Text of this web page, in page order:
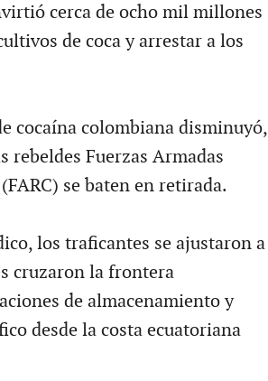
cerca de ocho mil millones
de coca y arrestar a los
cocaína colombiana disminuyó,
rebeldes Fuerzas Armadas
se baten en retirada.
los traficantes se ajustaron a
cruzaron la frontera
de almacenamiento y
desde la costa ecuatoriana